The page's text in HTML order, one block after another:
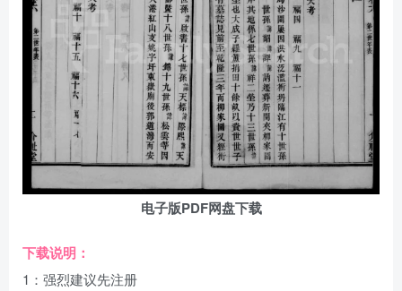
电子版PDF网盘下载
下载说明：
1：强烈建议先注册